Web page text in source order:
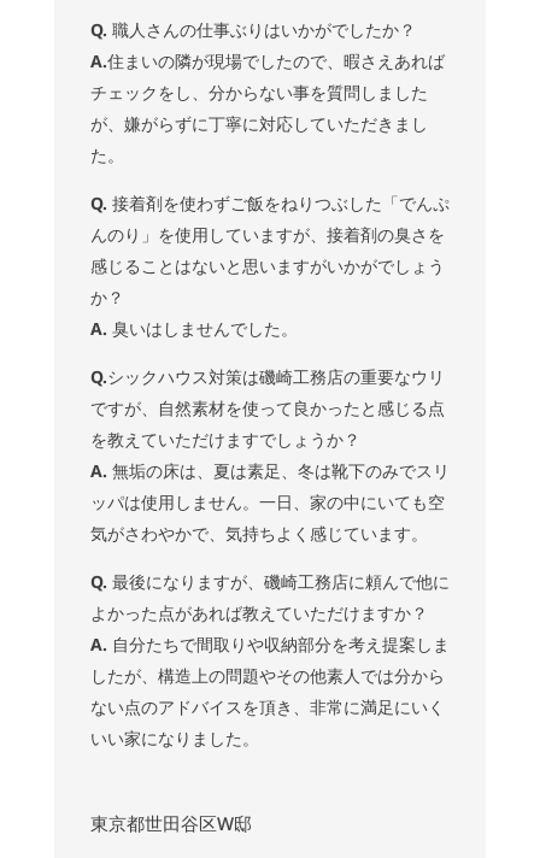
Q. 職人さんの仕事ぶりはいかがでしたか？
A.住まいの隣が現場でしたので、暇さえあれば
チェックをし、分からない事を質問しました
が、嫌がらずに丁寧に対応していただきまし
た。
Q. 接着剤を使わずご飯をねりつぶした「でんぷ
んのり」を使用していますが、接着剤の臭さを
感じることはないと思いますがいかがでしょう
か？
A. 臭いはしませんでした。
Q.シックハウス対策は磯崎工務店の重要なウリ
ですが、自然素材を使って良かったと感じる点
を教えていただけますでしょうか？
A. 無垢の床は、夏は素足、冬は靴下のみでスリ
ッパは使用しません。一日、家の中にいても空
気がさわやかで、気持ちよく感じています。
Q. 最後になりますが、磯崎工務店に頼んで他に
よかった点があれば教えていただけますか？
A. 自分たちで間取りや収納部分を考え提案しま
したが、構造上の問題やその他素人では分から
ない点のアドバイスを頂き、非常に満足にいく
いい家になりました。
東京都世田谷区W邸